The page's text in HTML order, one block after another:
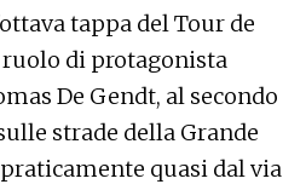
tappa del Tour de
di protagonista
De Gendt, al secondo
strade della Grande
quasi dal via